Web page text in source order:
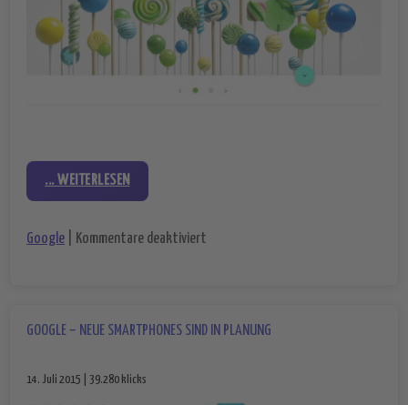
... WEITERLESEN
Google Kommentare deaktiviert
GOOGLE – NEUE SMARTPHONES SIND IN PLANUNG
14. Juli 2015 | 39.280 klicks